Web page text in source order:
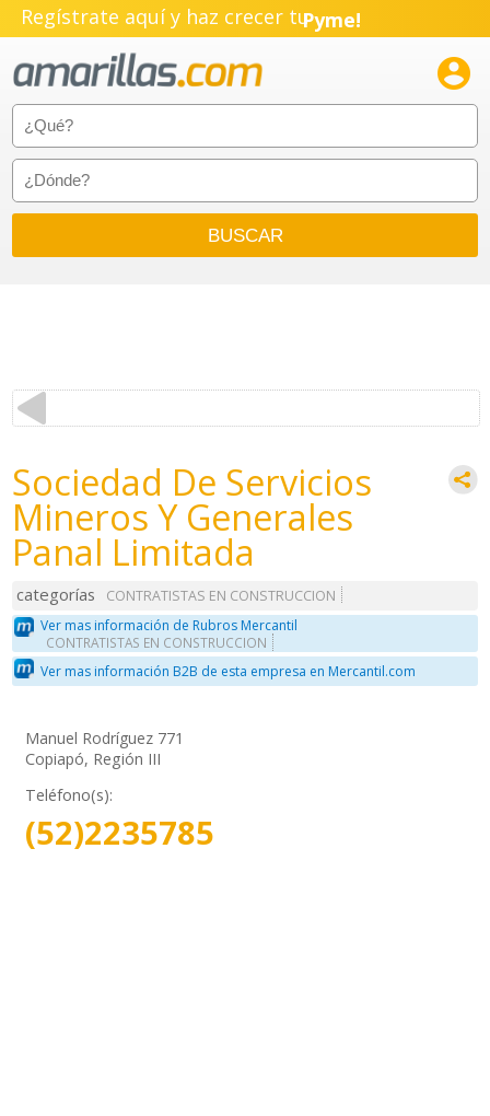
Regístrate aquí y haz crecer tuPyme!
Emprendimiento!

Sociedad De Servicios
Mineros Y Generales
Panal Limitada
categorías
CONTRATISTAS EN CONSTRUCCION
Ver mas información de Rubros Mercantil
CONTRATISTAS EN CONSTRUCCION
Ver mas información B2B de esta empresa en Mercantil.com
Manuel Rodríguez 771
Copiapó, Región III
Teléfono(s):
(52)2235785